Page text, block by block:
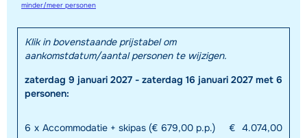
minder/meer personen
Klik in bovenstaande prijstabel om
aankomstdatum/aantal personen te wijzigen.
zaterdag 9 januari 2027 - zaterdag 16 januari 2027 met 6
personen:
6 x Accommodatie + skipas (€ 679,00 p.p.) € 4.074,00